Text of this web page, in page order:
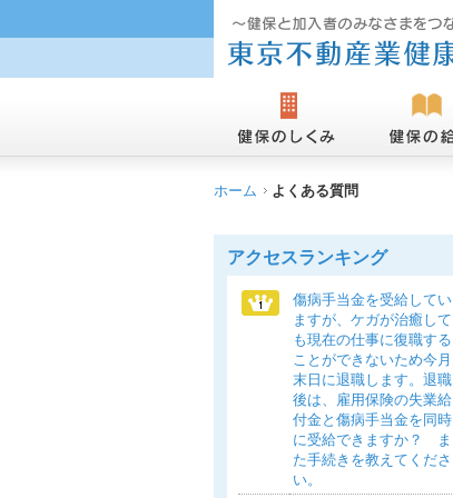
ホーム よくある質問
アクセスランキング
傷病手当金を受給してい
ますが、ケガが治癒して
も現在の仕事に復職する
ことができないため今月
末日に退職します。退職
後は、雇用保険の失業給
付金と傷病手当金を同時
に受給できますか？ ま
た手続きを教えてくださ
い。